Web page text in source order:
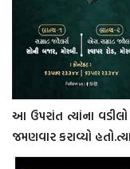
આ ઉપરાંત ત્યાંના
જમણવાર કરાવ્યો